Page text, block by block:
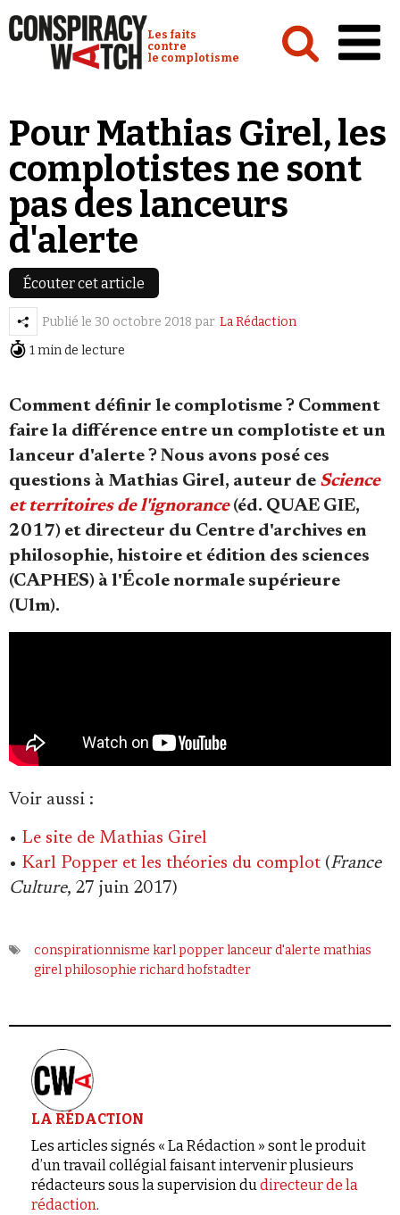
Conspiracy Watch :
Les faits
contre
le complotisme
Analyses
Conspipédia
Vidéos
Émissions
Revues de presse
Faire un don
Pour Mathias Girel, les
complotistes ne sont
pas des lanceurs
d'alerte
Écouter cet article
Publié le 30 octobre 2018 par La Rédaction
1 min de lecture
Comment définir le complotisme ? Comment
faire la différence entre un complotiste et un
lanceur d'alerte ? Nous avons posé ces
questions à Mathias Girel, auteur de Science
et territoires de l'ignorance(éd. QUAE GIE,
2017) et directeur du Centre d'archives en
philosophie, histoire et édition des sciences
(CAPHES) à l'École normale supérieure
(Ulm).
Voir aussi :
• Le site de Mathias Girel
• Karl Popper et les théories du complot (France
Culture, 27 juin 2017)
conspirationnisme karl popperlanceur d'alerte mathias
girelphilosophie richard hofstadter
LA RÉDACTION
Les articles signés « La Rédaction » sont le produit
d’un travail collégial faisant intervenir plusieurs
rédacteurs sous la supervision dudirecteur de la
rédaction.